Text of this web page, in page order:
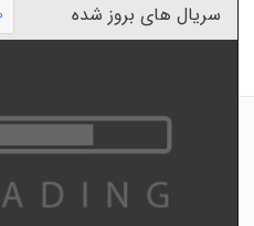
سریال های بروز شده